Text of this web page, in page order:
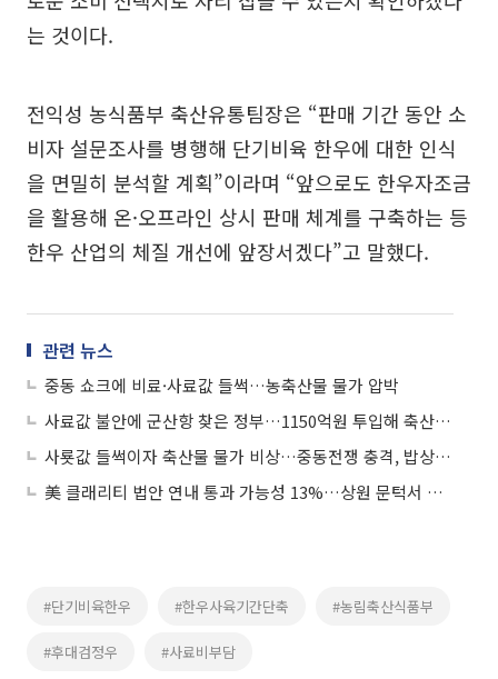
는 것이다.
전익성 농식품부 축산유통팀장은 “판매 기간 동안 소
비자 설문조사를 병행해 단기비육 한우에 대한 인식
을 면밀히 분석할 계획”이라며 “앞으로도 한우자조금
을 활용해 온·오프라인 상시 판매 체계를 구축하는 등
한우 산업의 체질 개선에 앞장서겠다”고 말했다.
관련 뉴스
중동 쇼크에 비료·사료값 들썩…농축산물 물가 압박
사료값 불안에 군산항 찾은 정부…1150억원 투입해 축산농가 부담 낮춘다
사룟값 들썩이자 축산물 물가 비상…중동전쟁 충격, 밥상까지 번지나
美 클래리티 법안 연내 통과 가능성 13%…상원 문턱서 제동
#단기비육한우 #한우사육기간단축 #농림축산식품부
#후대검정우 #사료비부담